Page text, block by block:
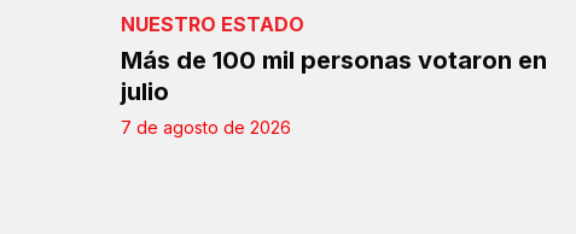
NUESTRO ESTADO
Más de 100 mil personas votaron en
julio
7 de agosto de 2026